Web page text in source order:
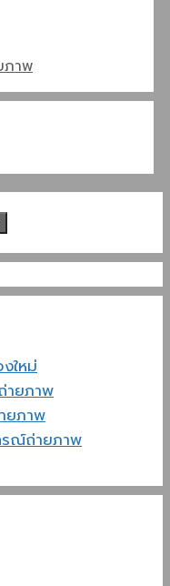
ภาพ
ใหม่
ายภาพ
ยภาพ
ณ์ถ่ายภาพ